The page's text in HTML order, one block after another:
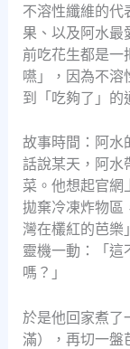
不溶性纖維的代
果、以及阿水最
前吃花生都是一
嚥」，因為不溶
到「吃夠了」的
故事時間：阿水
話說某天，阿水
菜。他想起官網
拋棄冷凍炸物區
灣在欉紅的芭樂
靈機一動：「這
嗎？」
於是他回家煮了
滿），再切一盤